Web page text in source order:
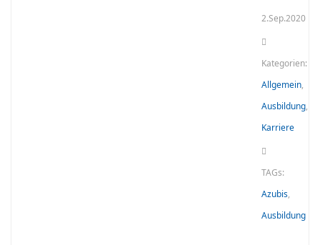
2.Sep.2020
Kategorien:
Allgemein,
Ausbildung,
Karriere
TAGs:
Azubis,
Ausbildung